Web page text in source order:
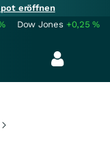
eröffnen
Dow Jones +0,25%